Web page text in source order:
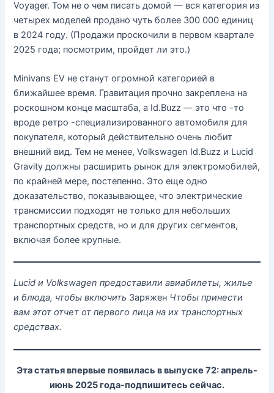
Voyager. Том не о чем писать домой — вся категория из
четырех моделей продано чуть более 300 000 единиц
в 2024 году. (Продажи проскочили в первом квартале
2025 года; посмотрим, пройдет ли это.)
Minivans EV не станут огромной категорией в
ближайшее время. Гравитация прочно закреплена на
роскошном конце масштаба, а Id.Buzz — это что -то
вроде ретро -специализированного автомобиля для
покупателя, который действительно очень любит
внешний вид. Тем не менее, Volkswagen Id.Buzz и Lucid
Gravity должны расширить рынок для электромобилей,
по крайней мере, постепенно. Это еще одно
доказательство, показывающее, что электрические
трансмиссии подходят не только для небольших
транспортных средств, но и для других сегментов,
включая более крупные.
Lucid и Volkswagen предоставили авиабилеты, жилье
и блюда, чтобы включить Заряжен Чтобы принести
вам этот отчет от первого лица на их транспортных
средствах.
Эта статья впервые появилась в выпуске 72: апрель-
июнь 2025 года-подпишитесь сейчас.